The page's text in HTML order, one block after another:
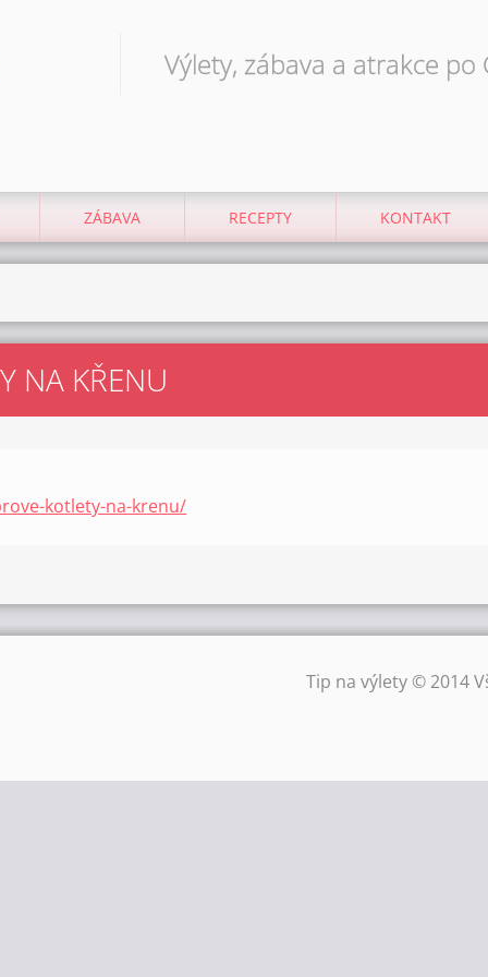
Výlety, zábava a atrakce po
ZÁBAVA RECEPTY KONTAKT
NA KŘENU
kotlety-na-krenu/
Tip na výlety © 2014